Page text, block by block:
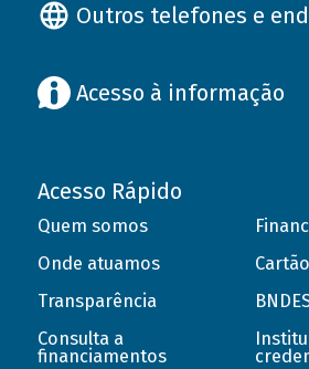
Outros telefones e
Acesso à informação
Acesso Rápido
Quem somos
Onde atuamos
Transparência
Consulta a
financiamentos